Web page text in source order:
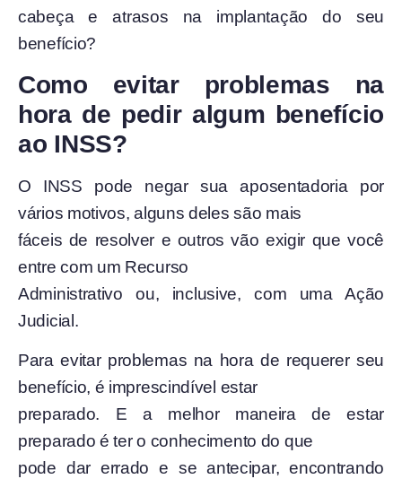
cabeça e atrasos na implantação do seu
benefício?
Como evitar problemas na
hora de pedir algum benefício
ao INSS?
O INSS pode negar sua aposentadoria por
vários motivos, alguns deles são mais
fáceis de resolver e outros vão exigir que você
entre com um Recurso
Administrativo ou, inclusive, com uma Ação
Judicial.
Para evitar problemas na hora de requerer seu
benefício, é imprescindível estar
preparado. E a melhor maneira de estar
preparado é ter o conhecimento do que
pode dar errado e se antecipar, encontrando